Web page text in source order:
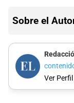
Sobre el
Ver Perfil